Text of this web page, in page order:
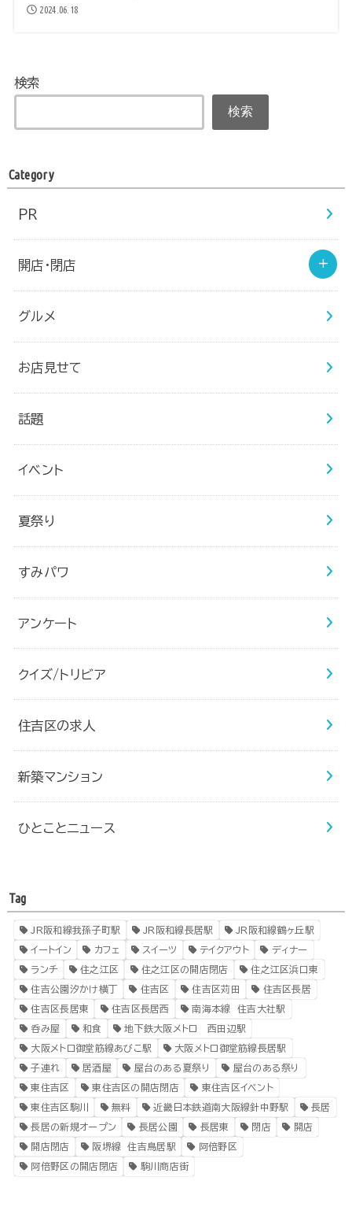
2024.06.18
検索
検索
Category
PR
開店・閉店
グルメ
お店見せて
話題
イベント
夏祭り
すみパワ
アンケート
クイズ/トリビア
住吉区の求人
新築マンション
ひとことニュース
Tag
JR阪和線我孫子町駅 JR阪和線長居駅 JR阪和線鶴ヶ丘駅
イートイン カフェ スイーツ テイクアウト ディナー
ランチ 住之江区 住之江区の開店閉店 住之江区浜口東
住吉公園汐かけ横丁 住吉区 住吉区苅田 住吉区長居
住吉区長居東 住吉区長居西 南海本線 住吉大社駅
呑み屋 和食 地下鉄大阪メトロ 西田辺駅
大阪メトロ御堂筋線あびこ駅 大阪メトロ御堂筋線長居駅
子連れ 居酒屋 屋台のある夏祭り 屋台のある祭り
東住吉区 東住吉区の開店閉店 東住吉区イベント
東住吉区駒川 無料 近畿日本鉄道南大阪線針中野駅 長居
長居の新規オープン 長居公園 長居東 閉店 開店
開店閉店 阪堺線 住吉鳥居駅 阿倍野区
阿倍野区の開店閉店 駒川商店街